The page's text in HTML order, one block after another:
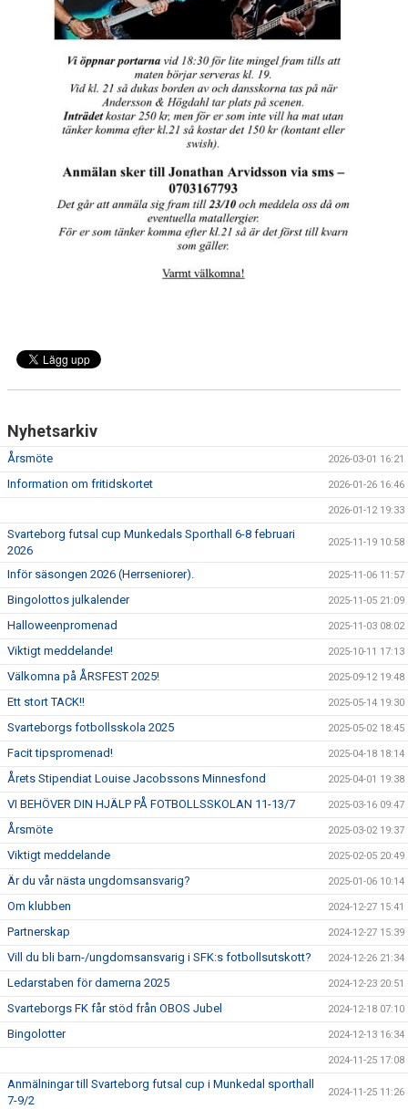
SPONSORHUSET
GRÄSROTEN
Nyhetsarkiv
Årsmöte 2026-03-01 16:21
Information om fritidskortet 2026-01-26 16:46
2026-01-12 19:33
Svarteborg futsal cup Munkedals Sporthall 6-8 februari
2026
2025-11-19 10:58
Inför säsongen 2026 (Herrseniorer). 2025-11-06 11:57
Bingolottos julkalender 2025-11-05 21:09
Halloweenpromenad 2025-11-03 08:02
Viktigt meddelande! 2025-10-11 17:13
Välkomna på ÅRSFEST 2025! 2025-09-12 19:48
Ett stort TACK!! 2025-05-14 19:30
Svarteborgs fotbollsskola 2025 2025-05-02 18:45
Facit tipspromenad! 2025-04-18 18:14
Årets Stipendiat Louise Jacobssons Minnesfond 2025-04-01 19:38
VI BEHÖVER DIN HJÄLP PÅ FOTBOLLSSKOLAN 11-13/7 2025-03-16 09:47
Årsmöte 2025-03-02 19:37
Viktigt meddelande 2025-02-05 20:49
Är du vår nästa ungdomsansvarig? 2025-01-06 10:14
Om klubben 2024-12-27 15:41
Partnerskap 2024-12-27 15:39
Vill du bli barn-/ungdomsansvarig i SFK:s fotbollsutskott? 2024-12-26 21:34
Ledarstaben för damerna 2025 2024-12-23 20:51
Svarteborgs FK får stöd från OBOS Jubel 2024-12-18 07:10
Bingolotter 2024-12-13 16:34
2024-11-25 17:08
Anmälningar till Svarteborg futsal cup i Munkedal sporthall
7-9/2
2024-11-25 11:26